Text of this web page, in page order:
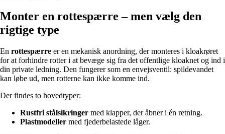
Monter en rottespærre – men vælg den
rigtige type
En rottespærre er en mekanisk anordning, der monteres i kloakrøret
for at forhindre rotter i at bevæge sig fra det offentlige kloaknet og ind i
din private ledning. Den fungerer som en envejsventil: spildevandet
kan løbe ud, men rotterne kan ikke komme ind.
Der findes to hovedtyper:
Rustfri stålsikringer med klapper, der åbner i én retning.
Plastmodeller med fjederbelastede låger.